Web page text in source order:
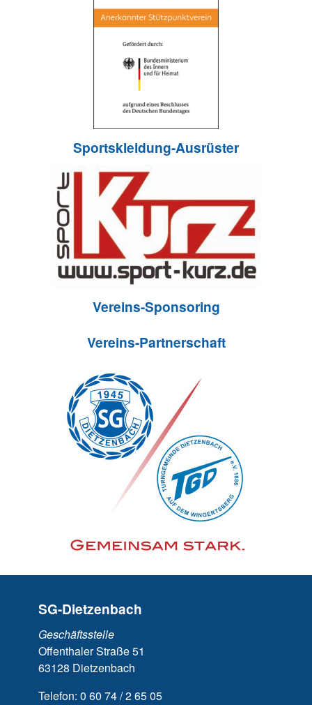
Sportskleidung-Ausrüster
Vereins-Sponsoring
Vereins-Partnerschaft
SG-Dietzenbach
Geschäftsstelle
Offenthaler Straße 51
63128 Dietzenbach
Telefon: 0 60 74 / 2 65 05